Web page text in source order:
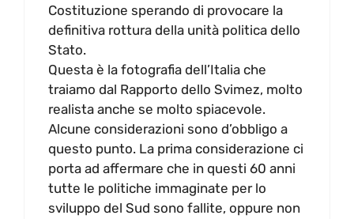
Costituzione sperando di provocare la
definitiva rottura della unità politica dello
Stato.
Questa è la fotografia dell’Italia che
traiamo dal Rapporto dello Svimez, molto
realista anche se molto spiacevole.
Alcune considerazioni sono d’obbligo a
questo punto. La prima considerazione ci
porta ad affermare che in questi 60 anni
tutte le politiche immaginate per lo
sviluppo del Sud sono fallite, oppure non